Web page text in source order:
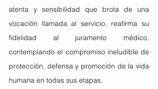
atenta y sensibilidad que brota de una
vocación llamada al servicio, reafirma su
fidelidad al juramento médico,
contemplando el compromiso ineludible de
protección, defensa y promoción de la vida
humana en todas sus etapas.